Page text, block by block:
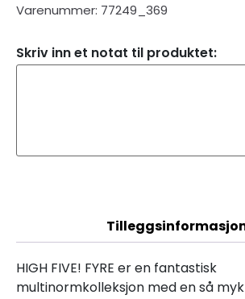
Varenummer: 77249_369
Skriv inn et notat til produktet:
HIGH FIVE! FYRE er en fantastisk
multinormkolleksjon med en så